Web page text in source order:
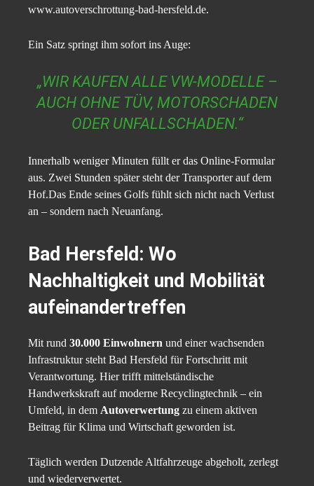
www.autoverschrottung-bad-hersfeld.de.
Ein Satz springt ihm sofort ins Auge:
„WIR KAUFEN ALLE VW-MODELLE –
AUCH OHNE TÜV, MOTORSCHADEN
ODER UNFALLSCHADEN.“
Innerhalb weniger Minuten füllt er das Online-Formular
aus. Zwei Stunden später steht der Transporter auf dem
Hof.Das Ende seines Golfs fühlt sich nicht nach Verlust
an – sondern nach Neuanfang.
Bad Hersfeld: Wo
Nachhaltigkeit und Mobilität
aufeinandertreffen
Mit rund 30.000 Einwohnern und einer wachsenden
Infrastruktur steht Bad Hersfeld für Fortschritt mit
Verantwortung. Hier trifft mittelständische
Handwerkskraft auf moderne Recyclingtechnik – ein
Umfeld, in dem Autoverwertung zu einem aktiven
Beitrag für Klima und Wirtschaft geworden ist.
Täglich werden Dutzende Altfahrzeuge abgeholt, zerlegt
und wiederverwertet.